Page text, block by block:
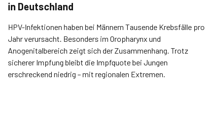
in Deutschland
HPV-Infektionen haben bei Männern Tausende Krebsfälle pro
Jahr verursacht. Besonders im Oropharynx und
Anogenitalbereich zeigt sich der Zusammenhang. Trotz
sicherer Impfung bleibt die Impfquote bei Jungen
erschreckend niedrig – mit regionalen Extremen.